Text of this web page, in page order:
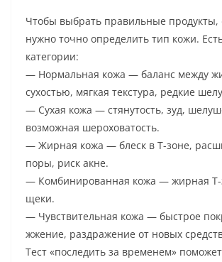
Чтобы выбрать правильные продукты,
нужно точно определить тип кожи.
категории:
— Нормальная кожа — баланс между
сухостью, мягкая текстура, редкие
— Сухая кожа — стянутость, зуд,
возможная шероховатость.
— Жирная кожа — блеск в Т-зоне,
поры, риск акне.
— Комбинированная кожа — жирная Т-
щеки.
— Чувствительная кожа — быстрое
жжение, раздражение от новых
Тест «последить за временем»